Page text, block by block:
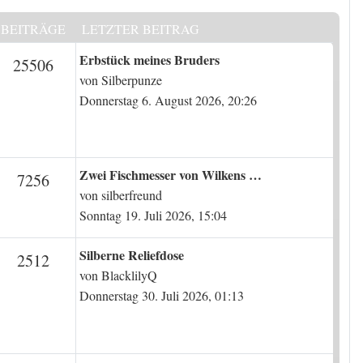
BEITRÄGE LETZTER BEITRAG
25506BeiträgeLetzter Beitrag
Erbstück meines Bruders
vonSilberpunze
Donnerstag 6. August 2026, 20:26
7256BeiträgeLetzter Beitrag
Zwei Fischmesser von Wilkens …
vonsilberfreund
Sonntag 19. Juli 2026, 15:04
2512BeiträgeLetzter Beitrag
Silberne Reliefdose
vonBlacklilyQ
Donnerstag 30. Juli 2026, 01:13